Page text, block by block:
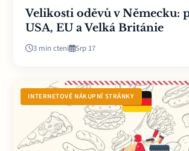
Velikosti oděvů v Německu:
USA, EU a Velká Británie
3 min cteni Srp 17
INTERNETOVÉ NÁKUPNÍ STRÁNKY